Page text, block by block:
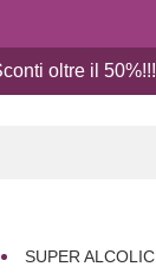
oltre il 50%!!
SUPER